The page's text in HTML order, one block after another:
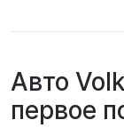
Авто
первое